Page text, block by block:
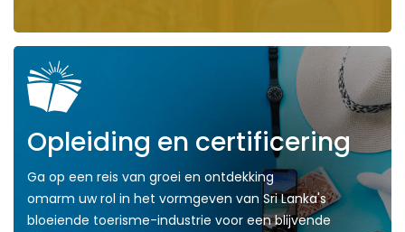
Opleiding en certificering
Ga op een reis van groei en ontdekking
omarm uw rol in het vormgeven van Sri Lanka's
bloeiende toerisme-industrie voor een blijvende